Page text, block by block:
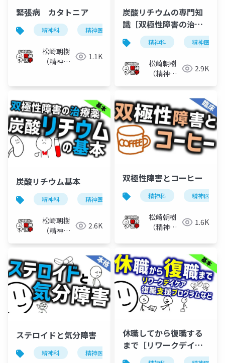
緊張病 カタトニア
精神科 精神医学 統合失調症 双極性障害
松崎朝樹
（精神科
1.1K
炭酸リチウムの専門知
識［双極性障害の治療
薬］
精神科 精神医学
松崎朝樹
（精神科
2.9K
炭酸リチウム基本
精神科 精神医学 双極性障害 気分障害
松崎朝樹
（精神科
2.6K
双極性障害とコーヒー
精神科 精神医学
松崎朝樹
（精神科
1.6K
ステロイドと気分障害
精神科 精神医学
休職してから復職する
まで［リワークデイケ
アなどの話］